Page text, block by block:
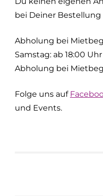
bei Deiner
Abholung bei
Samstag: ab 18:00
Abholung bei
Folge uns auf
und Events.